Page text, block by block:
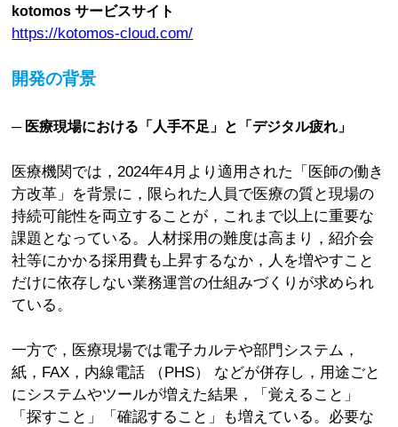
kotomos サービスサイト
https://kotomos-cloud.com/
開発の背景
─ 医療現場における「人手不足」と「デジタル疲れ」
医療機関では，2024年4月より適用された「医師の働き
方改革」を背景に，限られた人員で医療の質と現場の
持続可能性を両立することが，これまで以上に重要な
課題となっている。人材採用の難度は高まり，紹介会
社等にかかる採用費も上昇するなか，人を増やすこと
だけに依存しない業務運営の仕組みづくりが求められ
ている。
一方で，医療現場では電子カルテや部門システム，
紙，FAX，内線電話 （PHS） などが併存し，用途ごと
にシステムやツールが増えた結果，「覚えること」
「探すこと」「確認すること」も増えている。必要な